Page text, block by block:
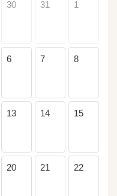
30 31 1
6 7 8
13 14 15
20 21 22